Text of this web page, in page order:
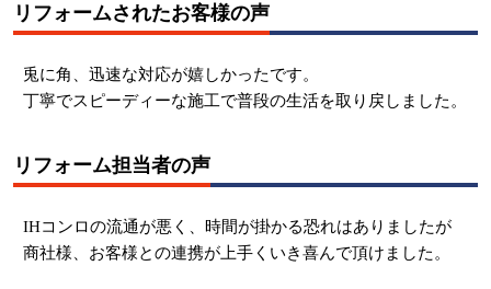
リフォームされたお客様の声
兎に角、迅速な対応が嬉しかったです。
丁寧でスピーディーな施工で普段の生活を取り戻しました。
リフォーム担当者の声
IHコンロの流通が悪く、時間が掛かる恐れはありましたが
商社様、お客様との連携が上手くいき喜んで頂けました。